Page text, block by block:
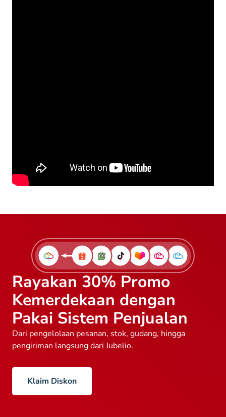
Rayakan 30% Promo
Kemerdekaan dengan
Pakai Sistem Penjualan
Dari pengelolaan pesanan, stok, gudang, hingga
pengiriman langsung dari Jubelio.
Klaim Diskon